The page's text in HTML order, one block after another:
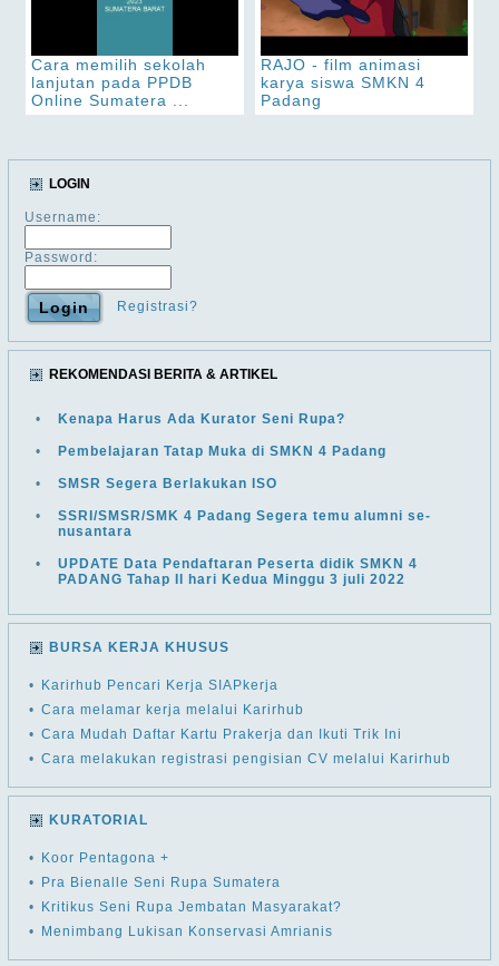
Cara memilih sekolah
lanjutan pada PPDB
Online Sumatera ...
RAJO - film animasi
karya siswa SMKN 4
Padang
LOGIN
Username:
Password:
Registrasi?
REKOMENDASI BERITA & ARTIKEL
• Kenapa Harus Ada Kurator Seni Rupa?
• Pembelajaran Tatap Muka di SMKN 4 Padang
• SMSR Segera Berlakukan ISO
•
SSRI/SMSR/SMK 4 Padang Segera temu alumni se-
nusantara
•
UPDATE Data Pendaftaran Peserta didik SMKN 4
PADANG Tahap II hari Kedua Minggu 3 juli 2022
BURSA KERJA KHUSUS
•
Karirhub Pencari Kerja SIAPkerja
• Cara melamar kerja melalui Karirhub
• Cara Mudah Daftar Kartu Prakerja dan Ikuti Trik Ini
• Cara melakukan registrasi pengisian CV melalui Karirhub
KURATORIAL
•
Koor Pentagona +
•
Pra Bienalle Seni Rupa Sumatera
•
Kritikus Seni Rupa Jembatan Masyarakat?
•
Menimbang Lukisan Konservasi Amrianis